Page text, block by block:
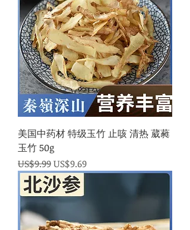
美国中药材 特级玉竹 止咳 清热 葳蕤
玉竹 50g
一般價格
US$9.99促銷價格
US$9.69